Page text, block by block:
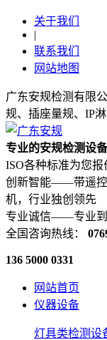
关于我们
|
联系我们
网站地图
广东安规检测有限
规、插座量规、IP
专业的安规检测设
ISO各种标准为您
创新智能——带遥控
机，行业独创领先
专业诚信——专业到
全国咨询热线：
136 5000 0331
网站首页
仪器设备
灯具类检测设